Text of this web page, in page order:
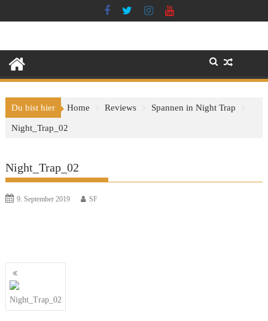
to
Du bist hier Home Reviews Spannen in Night Trap
Night_Trap_02
Night_Trap_02
9. September 2019 SF
Beitragsnavigation
Night_Trap_02